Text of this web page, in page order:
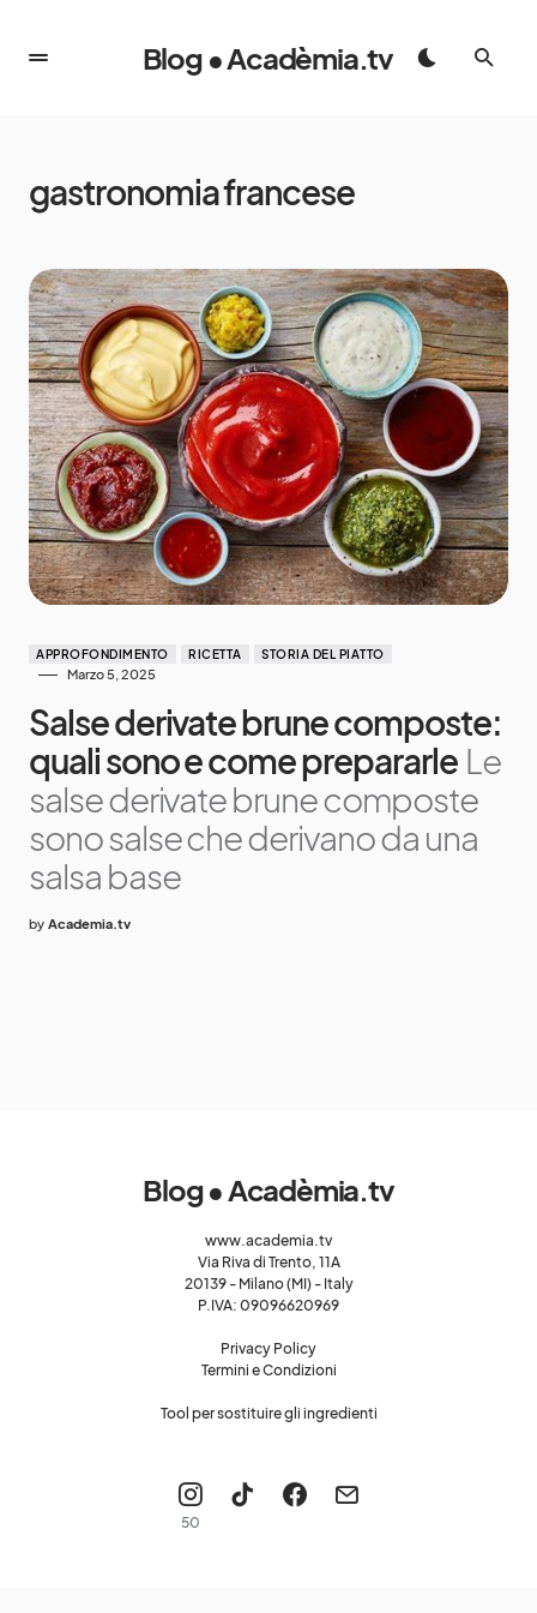
Blog • Acadèmia.tv
gastronomia francese
APPROFONDIMENTO RICETTA STORIA DEL PIATTO
Marzo 5, 2025
Salse derivate brune composte:
quali sono e come prepararle Le
salse derivate brune composte
sono salse che derivano da una
salsa base
by Academia.tv
Blog • Acadèmia.tv
www.academia.tv
Via Riva di Trento, 11A
20139 - Milano (MI) - Italy
P.IVA: 09096620969
Privacy Policy
Termini e Condizioni
Tool per sostituire gli ingredienti
50